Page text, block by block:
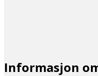
Informasjon